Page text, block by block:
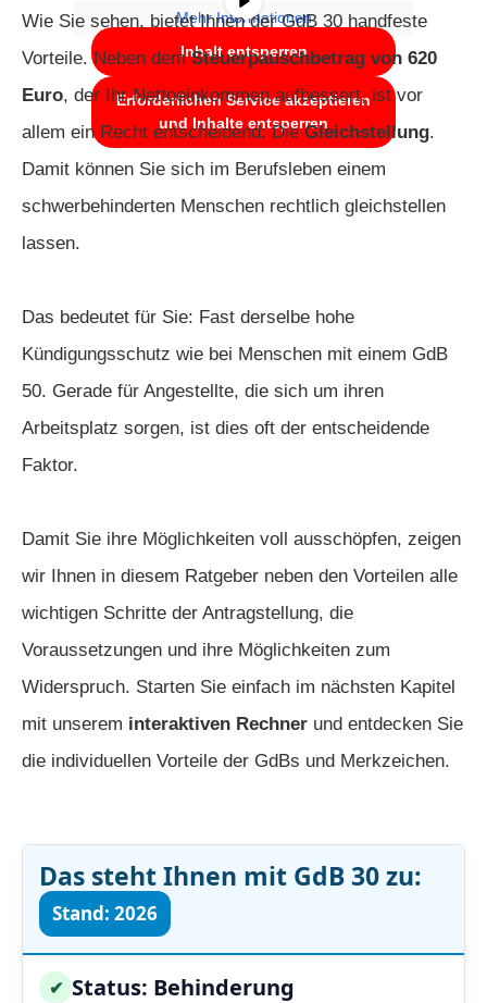
Mehr Informationen
Inhalt entsperren
Erforderlichen Service akzeptieren
und Inhalte entsperren
Wie Sie sehen, bietet Ihnen der GdB 30 handfeste
Vorteile. Neben demSteuerpauschbetrag von 620
Euro, der Ihr Nettoeinkommen aufbessert, ist vor
allem ein Recht entscheidend: DieGleichstellung.
Damit können Sie sich im Berufsleben einem
schwerbehinderten Menschen rechtlich gleichstellen
lassen.
Das bedeutet für Sie: Fast derselbe hohe
Kündigungsschutz wie bei Menschen mit einem GdB
50. Gerade für Angestellte, die sich um ihren
Arbeitsplatz sorgen, ist dies oft der entscheidende
Faktor.
Damit Sie ihre Möglichkeiten voll ausschöpfen, zeigen
wir Ihnen in diesem Ratgeber neben den Vorteilen alle
wichtigen Schritte der Antragstellung, die
Voraussetzungen und ihre Möglichkeiten zum
Widerspruch. Starten Sie einfach im nächsten Kapitel
mit unserem interaktiven Rechner und entdecken Sie
die individuellen Vorteile der GdBs und Merkzeichen.
Das steht Ihnen mit GdB 30 zu:
Stand: 2026
✔ Status: Behinderung